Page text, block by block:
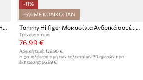
-11%
-5% ΜΕ ΚΩΔΙΚΟ: TAN
Τρέχουσα τιμή:
76,99 €
Αρχική τιμή: 129,90 €
Η χαμηλότερη τιμή των τελευταίων 30 ημερών προ
έκπτωσης: 86,99 €